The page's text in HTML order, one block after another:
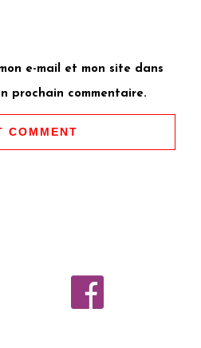
e-mail et mon site dans
prochain commentaire.